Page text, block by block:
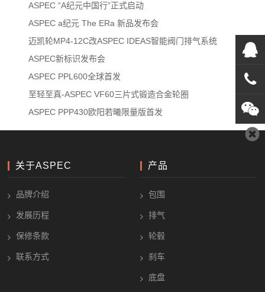
ASPEC “A纪元中国行”正式启动
ASPEC a纪元 The ERa 新品发布会
迈凯轮MP4-12C改ASPEC IDEAS智能阀门排气系统
ASPEC新标识发布会
ASPEC PPL600全球首发
至轻至真-ASPEC VF60三片式锻造合金轮圈
ASPEC PPP430欧阳若曦限量版首发
关于ASPEC
品牌介绍
发展历程
保修条款
联系方式
产品
包围
排气
轮毂
刹车
底盘
在线
咨询